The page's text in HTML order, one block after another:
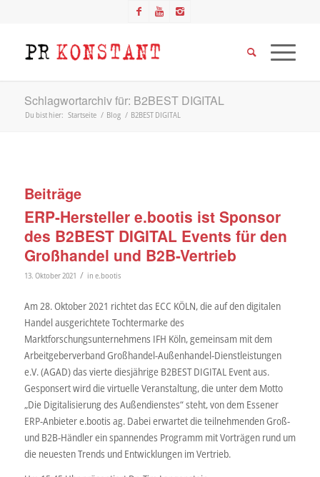
Schlagwortarchiv für: B2BEST DIGITAL
Du bist hier: Startseite / Blog / B2BEST DIGITAL
Beiträge
ERP-Hersteller e.bootis ist Sponsor
des B2BEST DIGITAL Events für den
Großhandel und B2B-Vertrieb
13. Oktober 2021 / in e.bootis
Am 28. Oktober 2021 richtet das ECC KÖLN, die auf den digitalen
Handel ausgerichtete Tochtermarke des
Marktforschungsunternehmens IFH Köln, gemeinsam mit dem
Arbeitgeberverband Großhandel-Außenhandel-Dienstleistungen
e.V. (AGAD) das vierte diesjährige B2BEST DIGITAL Event aus.
Gesponsert wird die virtuelle Veranstaltung, die unter dem Motto
„Die Digitalisierung des Außendienstes“ steht, von dem Essener
ERP-Anbieter e.bootis ag. Dabei erwartet die teilnehmenden Groß-
und B2B-Händler ein spannendes Programm mit Vorträgen rund um
die neuesten Trends und Entwicklungen im Vertrieb.